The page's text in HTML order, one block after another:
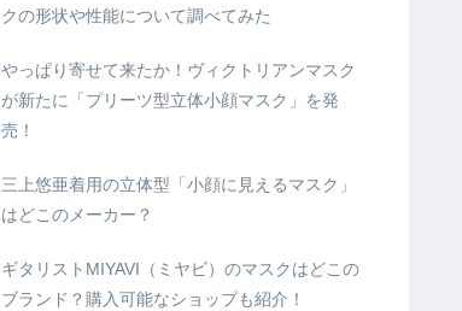
クの形状や性能について調べてみた
やっぱり寄せて来たか！ヴィクトリアンマスク
が新たに「プリーツ型立体小顔マスク」を発
売！
三上悠亜着用の立体型「小顔に見えるマスク」
はどこのメーカー？
ギタリストMIYAVI（ミヤビ）のマスクはどこの
ブランド？購入可能なショップも紹介！